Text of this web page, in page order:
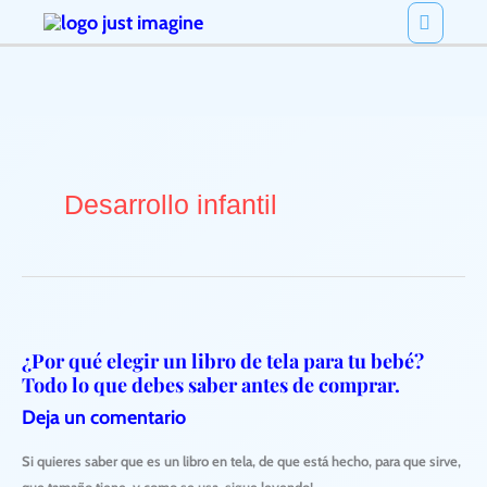
al
Menú
Desarrollo infantil
¿Por qué elegir un libro de tela para tu bebé?
Todo lo que debes saber antes de comprar.
Deja un comentario
Si quieres saber que es un libro en tela, de que está hecho, para que sirve,
¿Por
qué
elegir
un